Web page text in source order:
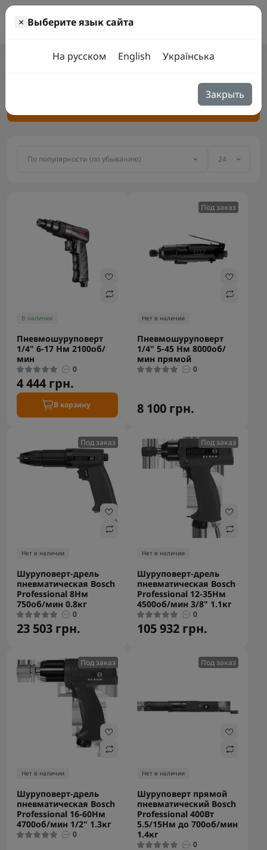
Инструмент Пневмоинструмент Пневмошуруповерты
× Выберите язык сайта
На русском English Українська
Закрыть
В наличии
Пневмошуруповерт
1/4" 6-17 Нм 2100об/
мин
0
4 444 грн.
В корзину
Под заказ
Нет в наличии
Пневмошуруповерт
1/4" 5-45 Нм 8000об/
мин прямой
0
8 100 грн.
Под заказ
Нет в наличии
Шуруповерт-дрель
пневматическая Bosch
Professional 8Нм
750об/мин 0.8кг
0
23 503 грн.
Под заказ
Нет в наличии
Шуруповерт-дрель
пневматическая Bosch
Professional 12-35Нм
4500об/мин 3/8" 1.1кг
0
105 932 грн.
Под заказ
Нет в наличии
Шуруповерт-дрель
пневматическая Bosch
Professional 16-60Нм
4700об/мин 1/2" 1.3кг
0
Под заказ
Нет в наличии
Шуруповерт прямой
пневматический Bosch
Professional 400Вт
5.5/15Нм до 700об/мин
1.4кг
0